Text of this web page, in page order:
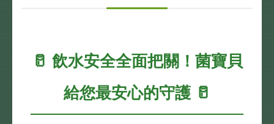
🥛 飲水安全全面把關！菌寶貝
給您最安心的守護 🥛